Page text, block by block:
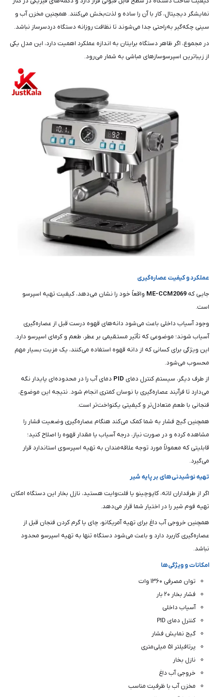
نمایشگر دیجیتال، کار با آن را ساده و لذت‌بخش می‌کنند. همچنین مخزن آب و
سینی چکه‌گیر به‌راحتی جدا می‌شوند تا نظافت روزانه دستگاه دردسرساز نباشد.
در مجموع، اگر ظاهر دستگاه برایتان به اندازه عملکرد اهمیت دارد، این مدل یکی
از زیباترین اسپرسوسازهای مباشی به شمار می‌رود.
عملکرد و کیفیت عصاره‌گیری
جایی که ME-CCM2069 واقعاً خود را نشان می‌دهد، کیفیت تهیه اسپرسو
است.
وجود آسیاب داخلی باعث می‌شود دانه‌های قهوه درست قبل از عصاره‌گیری
آسیاب شوند؛ موضوعی که تأثیر مستقیمی بر عطر، طعم و کرمای اسپرسو دارد.
این ویژگی برای کسانی که از دانه قهوه استفاده می‌کنند، یک مزیت بسیار مهم
محسوب می‌شود.
از طرف دیگر، سیستم کنترل دمای PID دمای آب را در محدوده‌ای پایدار نگه
می‌دارد تا فرآیند عصاره‌گیری با نوسان کمتری انجام شود. نتیجه این موضوع،
فنجانی با طعم متعادل‌تر و کیفیتی یکنواخت‌تر است.
همچنین گیج فشار به شما کمک می‌کند هنگام عصاره‌گیری وضعیت فشار را
مشاهده کرده و در صورت نیاز، درجه آسیاب یا مقدار قهوه را اصلاح کنید؛
قابلیتی که معمولاً مورد توجه علاقه‌مندان به تهیه اسپرسوی استاندارد قرار
می‌گیرد.
تهیه نوشیدنی‌های بر پایه شیر
اگر از طرفداران لاته، کاپوچینو یا فلت‌وایت هستید، نازل بخار این دستگاه امکان
تهیه فوم شیر را در اختیار شما قرار می‌دهد.
همچنین خروجی آب داغ برای تهیه آمریکانو، چای یا گرم کردن فنجان قبل از
عصاره‌گیری کاربرد دارد و باعث می‌شود دستگاه تنها به تهیه اسپرسو محدود
نباشد.
امکانات و ویژگی‌ها
توان مصرفی ۱۳۶۰ وات
فشار بخار ۲۰ بار
آسیاب داخلی
کنترل دمای PID
گیج نمایش فشار
پرتافیلتر ۵۱ میلی‌متری
نازل بخار
خروجی آب داغ
مخزن آب با ظرفیت مناسب